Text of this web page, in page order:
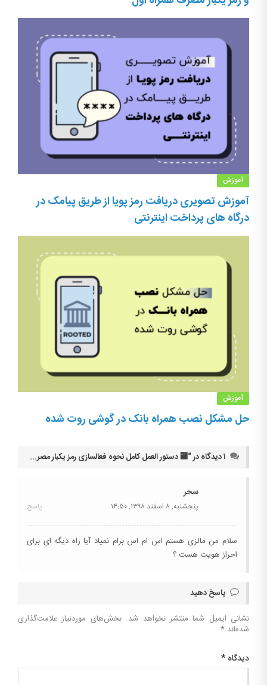
آموزش
آموزش تصویری دریافت رمز پویا از طریق پیامک در
درگاه های پرداخت اینترنتی
آموزش
حل مشکل نصب همراه بانک در گوشی روت شده
🏧 دستور العمل کامل نحوه فعالسازی رمز یکبار مصرف otp بانک پاسارگاد
سحر
پنجشنبه, ۸ اسفند ۱۳۹۸, ۱۴:۵۰ پاسخ
سلام من مالزی هستم اس ام اس برام نمیاد آیا راه دیگه ای برای
احراز هویت هست ؟
پاسخ دهید
نشانی ایمیل شما منتشر نخواهد شد. بخش‌های موردنیاز علامت‌گذاری
شده‌اند *
دیدگاه *